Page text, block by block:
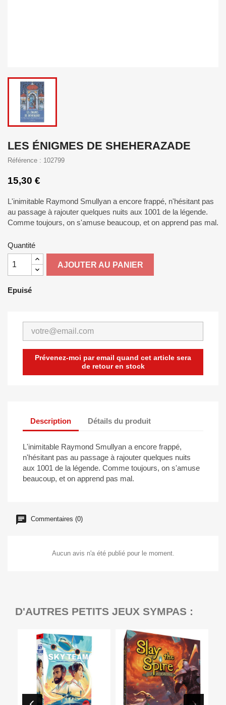
LES ÉNIGMES DE SHEHERAZADE
Référence : 102799
15,30 €
L'inimitable Raymond Smullyan a encore frappé, n'hésitant pas
au passage à rajouter quelques nuits aux 1001 de la légende.
Comme toujours, on s'amuse beaucoup, et on apprend pas mal.
Quantité
AJOUTER AU PANIER
Epuisé
Prévenez-moi par email quand cet article sera
de retour en stock
Description Détails du produit
L'inimitable Raymond Smullyan a encore frappé,
n'hésitant pas au passage à rajouter quelques nuits
aux 1001 de la légende. Comme toujours, on s'amuse
beaucoup, et on apprend pas mal.
Commentaires (0)
Aucun avis n'a été publié pour le moment.
D'AUTRES PETITS JEUX SYMPAS :